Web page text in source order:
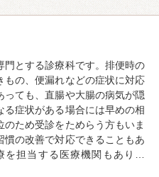
門とする診療科です。排便時の
の、便漏れなどの症状に対応
っても、直腸や大腸の病気が隠
症状がある場合には早めの相
ため受診をためらう方もいま
の改善で対応できることもあ
を担当する医療機関もあり…